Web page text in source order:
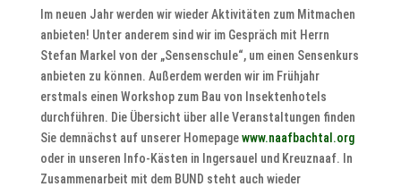
Im neuen Jahr werden wir wieder Aktivitäten zum Mitmachen
anbieten! Unter anderem sind wir im Gespräch mit Herrn
Stefan Markel von der „Sensenschule“, um einen Sensenkurs
anbieten zu können. Außerdem werden wir im Frühjahr
erstmals einen Workshop zum Bau von Insektenhotels
durchführen. Die Übersicht über alle Veranstaltungen finden
Sie demnächst auf unserer Homepagewww.naafbachtal.org
oder in unseren Info-Kästen in Ingersauel und Kreuznaaf. In
Zusammenarbeit mit dem BUND steht auch wieder